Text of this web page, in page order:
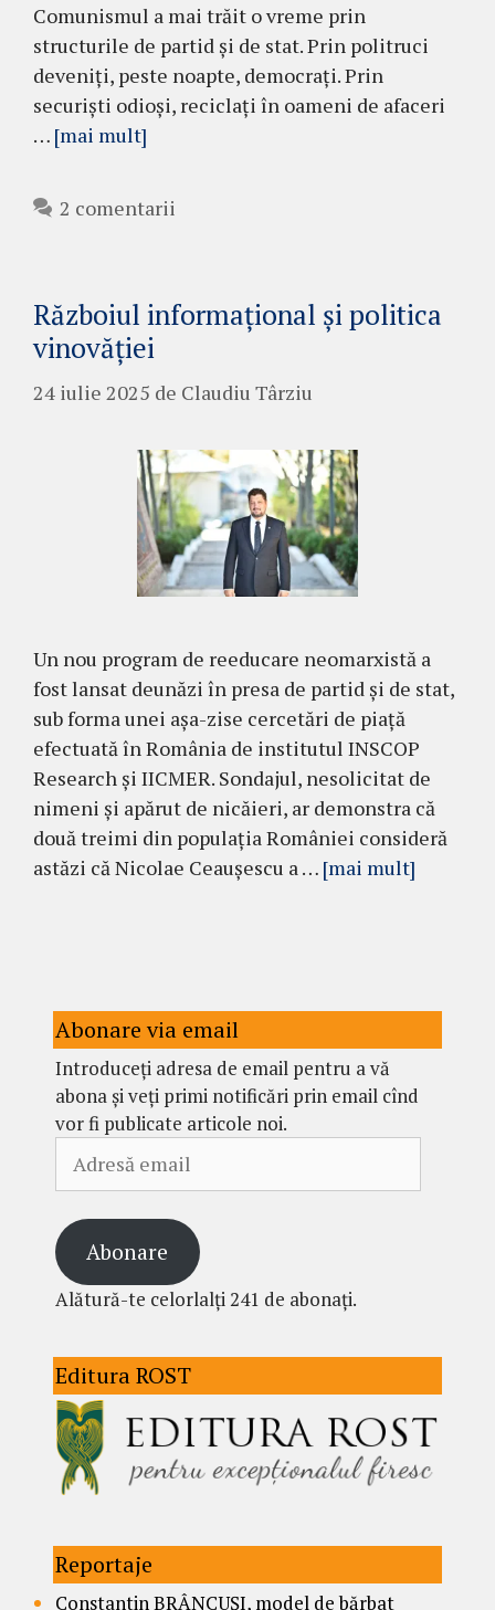
Comunismul a mai trăit o vreme prin
structurile de partid și de stat. Prin politruci
deveniți, peste noapte, democrați. Prin
securiști odioși, reciclați în oameni de afaceri
… [mai mult]
2 comentarii
Războiul informațional și politica
vinovăției
24 iulie 2025 de Claudiu Târziu
Un nou program de reeducare neomarxistă a
fost lansat deunăzi în presa de partid și de stat,
sub forma unei așa-zise cercetări de piață
efectuată în România de institutul INSCOP
Research și IICMER. Sondajul, nesolicitat de
nimeni și apărut de nicăieri, ar demonstra că
două treimi din populația României consideră
astăzi că Nicolae Ceaușescu a … [mai mult]
Abonare via email
Introduceți adresa de email pentru a vă
abona și veți primi notificări prin email cînd
vor fi publicate articole noi.
email
Abonare
Alătură-te celorlalți 241 de abonați.
Editura ROST
Reportaje
Constantin BRÂNCUȘI, model de bărbat